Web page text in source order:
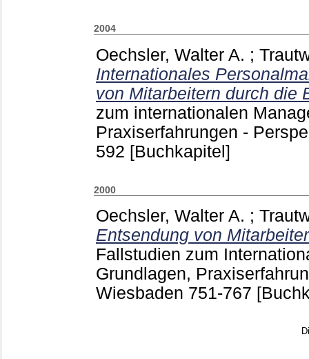
2004
Oechsler, Walter A. ;
Internationales
von Mitarbeitern durch die
zum internationalen
Praxiserfahrungen -
592 [Buchkapitel]
2000
Oechsler, Walter A. ;
Entsendung von
Fallstudien zum
Grundlagen,
Wiesbaden 751-767